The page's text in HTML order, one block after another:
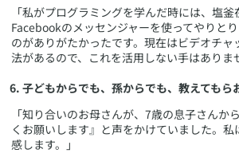
「私がプログラミングを学んだ時には、塩
Facebookのメッセンジャーを使ってやりと
のがありがたかったです。現在はビデオチ
法があるので、これを活用しない手はありま
子どもからでも、孫からでも、教えてもら
「知り合いのお母さんが、7歳の息子さんか
くお願いします』と声をかけていました。
感します。」